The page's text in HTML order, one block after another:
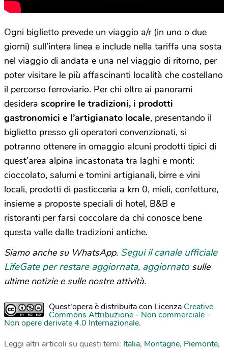
Ogni biglietto prevede un viaggio a/r (in uno o due
giorni) sull’intera linea e include nella tariffa una sosta
nel viaggio di andata e una nel viaggio di ritorno, per
poter visitare le più affascinanti località che costellano
il percorso ferroviario. Per chi oltre ai panorami
desidera scoprire le tradizioni, i prodotti
gastronomici e l’artigianato locale, presentando il
biglietto presso gli operatori convenzionati, si
potranno ottenere in omaggio alcuni prodotti tipici di
quest’area alpina incastonata tra laghi e monti:
cioccolato, salumi e tomini artigianali, birre e vini
locali, prodotti di pasticceria a km 0, mieli, confetture,
insieme a proposte speciali di hotel, B&B e
ristoranti per farsi coccolare da chi conosce bene
questa valle dalle tradizioni antiche.
Siamo anche su WhatsApp. Segui il canale ufficiale
LifeGate per restare aggiornata, aggiornato sulle
ultime notizie e sulle nostre attività.
Quest'opera è distribuita con Licenza Creative
Commons Attribuzione - Non commerciale -
Non opere derivate 4.0 Internazionale.
Leggi altri articoli su questi temi: Italia, Montagne, Piemonte,